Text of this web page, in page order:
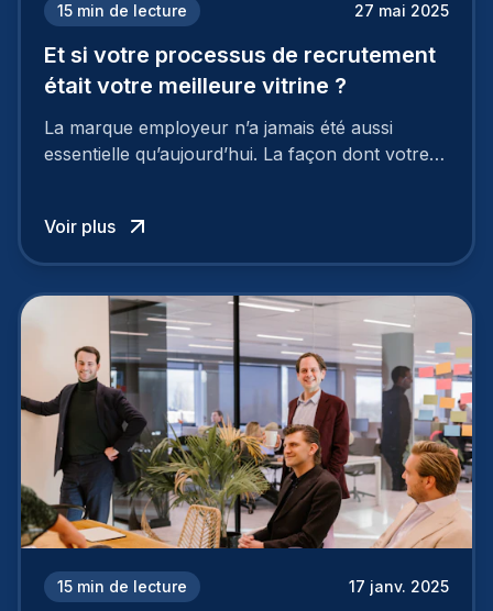
15 min de lecture 27 mai 2025
Et si votre processus de recrutement
était votre meilleure vitrine ?
La marque employeur n’a jamais été aussi
essentielle qu’aujourd’hui. La façon dont votre
à perdre les meilleurs profils.
Voir plus
15 min de lecture 17 janv. 2025